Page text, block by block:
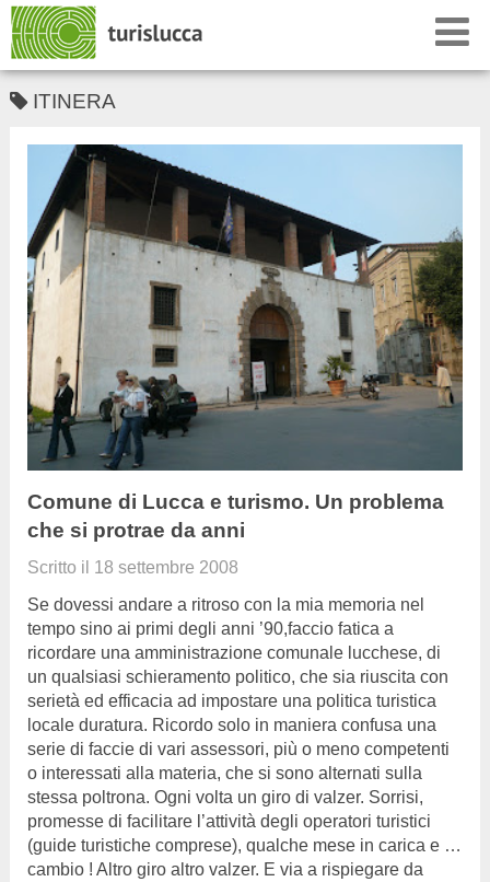
ITINERA
Comune di Lucca e turismo. Un problema
che si protrae da anni
Scritto il 18 settembre 2008
Se dovessi andare a ritroso con la mia memoria nel
tempo sino ai primi degli anni ’90,faccio fatica a
ricordare una amministrazione comunale lucchese, di
un qualsiasi schieramento politico, che sia riuscita con
serietà ed efficacia ad impostare una politica turistica
locale duratura. Ricordo solo in maniera confusa una
serie di faccie di vari assessori, più o meno competenti
o interessati alla materia, che si sono alternati sulla
stessa poltrona. Ogni volta un giro di valzer. Sorrisi,
promesse di facilitare l’attività degli operatori turistici
(guide turistiche comprese), qualche mese in carica e …
cambio ! Altro giro altro valzer. E via a rispiegare da